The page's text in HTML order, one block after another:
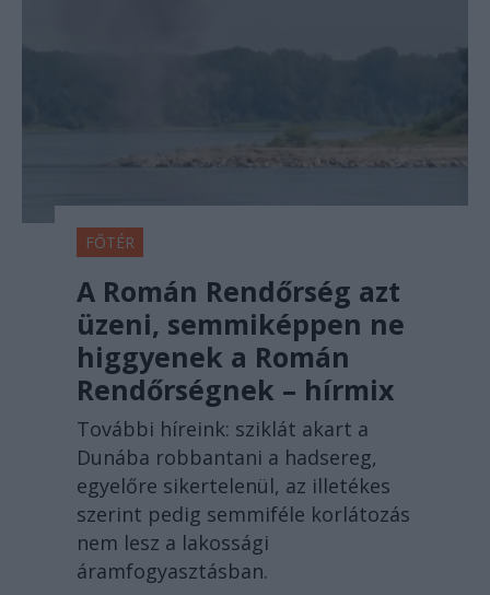
FŐTÉR
A Román Rendőrség azt
üzeni, semmiképpen ne
higgyenek a Román
Rendőrségnek – hírmix
További híreink: sziklát akart a
Dunába robbantani a hadsereg,
egyelőre sikertelenül, az illetékes
szerint pedig semmiféle korlátozás
nem lesz a lakossági
áramfogyasztásban.